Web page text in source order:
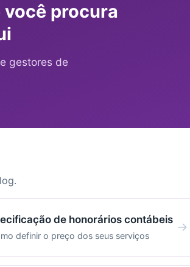
procura
gestores de
de honorários contábeis
definir o preço dos seus serviços
→